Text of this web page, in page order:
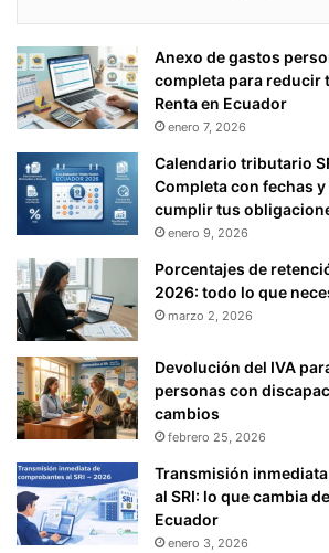
Anexo de gastos
completa para reducir
Renta en Ecuador
enero 7, 2026
Calendario tributario
Completa con fechas
cumplir tus
enero 9, 2026
Porcentajes de
2026: todo lo que
marzo 2, 2026
Devolución del IVA
personas con
cambios
febrero 25, 2026
Transmisión
al SRI: lo que cambia
Ecuador
enero 3, 2026